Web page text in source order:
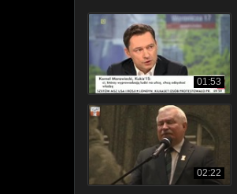
01:53
02:22